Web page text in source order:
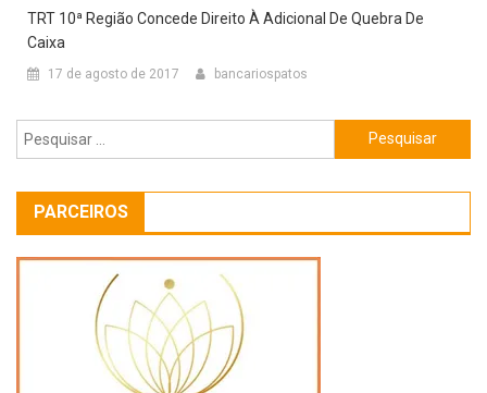
TRT 10ª Região Concede Direito À Adicional De Quebra De
Caixa
17 de agosto de 2017 bancariospatos
Pesquisar
por:
PARCEIROS